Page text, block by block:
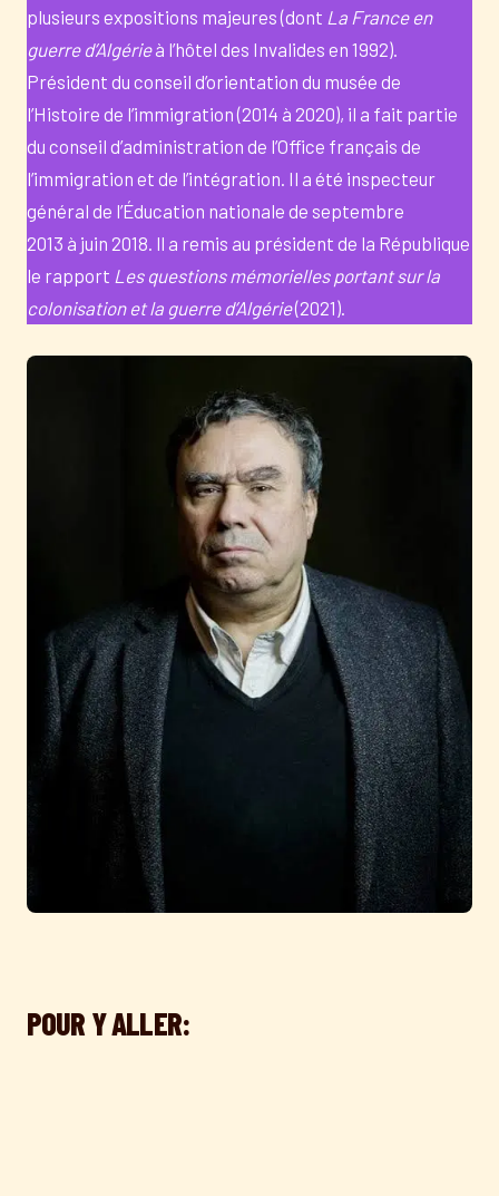
plusieurs expositions majeures (dont La France en
guerre d’Algérieà l’hôtel des Invalides en 1992).
Président du conseil d’orientation du musée de
l’Histoire de l’immigration (2014 à 2020), il a fait partie
du conseil d’administration de l’Office français de
l’immigration et de l’intégration. Il a été inspecteur
général de l’Éducation nationale de septembre
2013 à juin 2018. ll a remis au président de la République
le rapport Les questions mémorielles portant sur la
colonisation et la guerre d’Algérie(2021).
POUR Y ALLER: